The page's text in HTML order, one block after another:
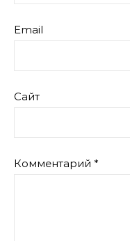
Email
Сайт
Комментарий *